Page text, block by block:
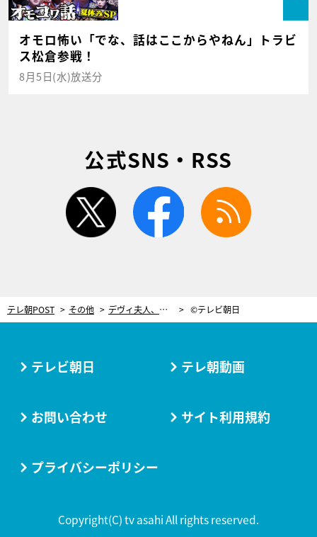
オモロ怖い「でな、話はここからやねん」トラビ
ス松倉参戦！
8月5日(水)放送分
公式SNS・RSS
twitter facebook
テレ朝POST その他 デヴィ夫人、浅草花やしきへ！鈴木奈々の「久々にダンナに燃えた」告白も登場 ©テレビ朝日
テレビ朝日 テレ朝動画
お問い合わせ サイト利用規約
プライバシーポリシー
Copyright(C) tv asahi All rights reserved.